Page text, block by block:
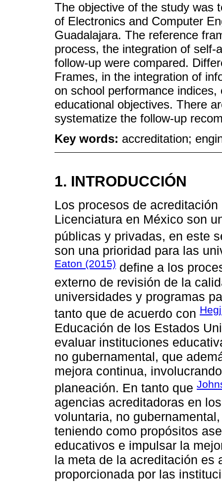
The objective of the study was
of Electronics and Computer
Guadalajara. The reference
process, the integration of
follow-up were compared.
Frames, in the integration of
on school performance
educational objectives. There
systematize the follow-up
Key words: accreditation;
1. INTRODUCCIÓN
Los procesos de
Licenciatura en México son
públicas y privadas, en este
son una prioridad para las
Eaton (2015) define a los
externo de revisión de la
universidades y programas
tanto que de acuerdo con
Educación de los Estados
evaluar instituciones
no gubernamental, que
mejora continua,
planeación. En tanto que
agencias acreditadoras en
voluntaria, no
teniendo como propósitos
educativos e impulsar la
la meta de la acreditación es
proporcionada por las